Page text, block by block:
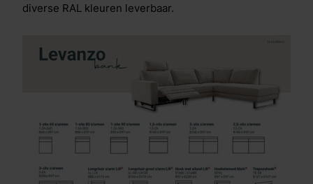
diverse RAL kleuren leverbaar.